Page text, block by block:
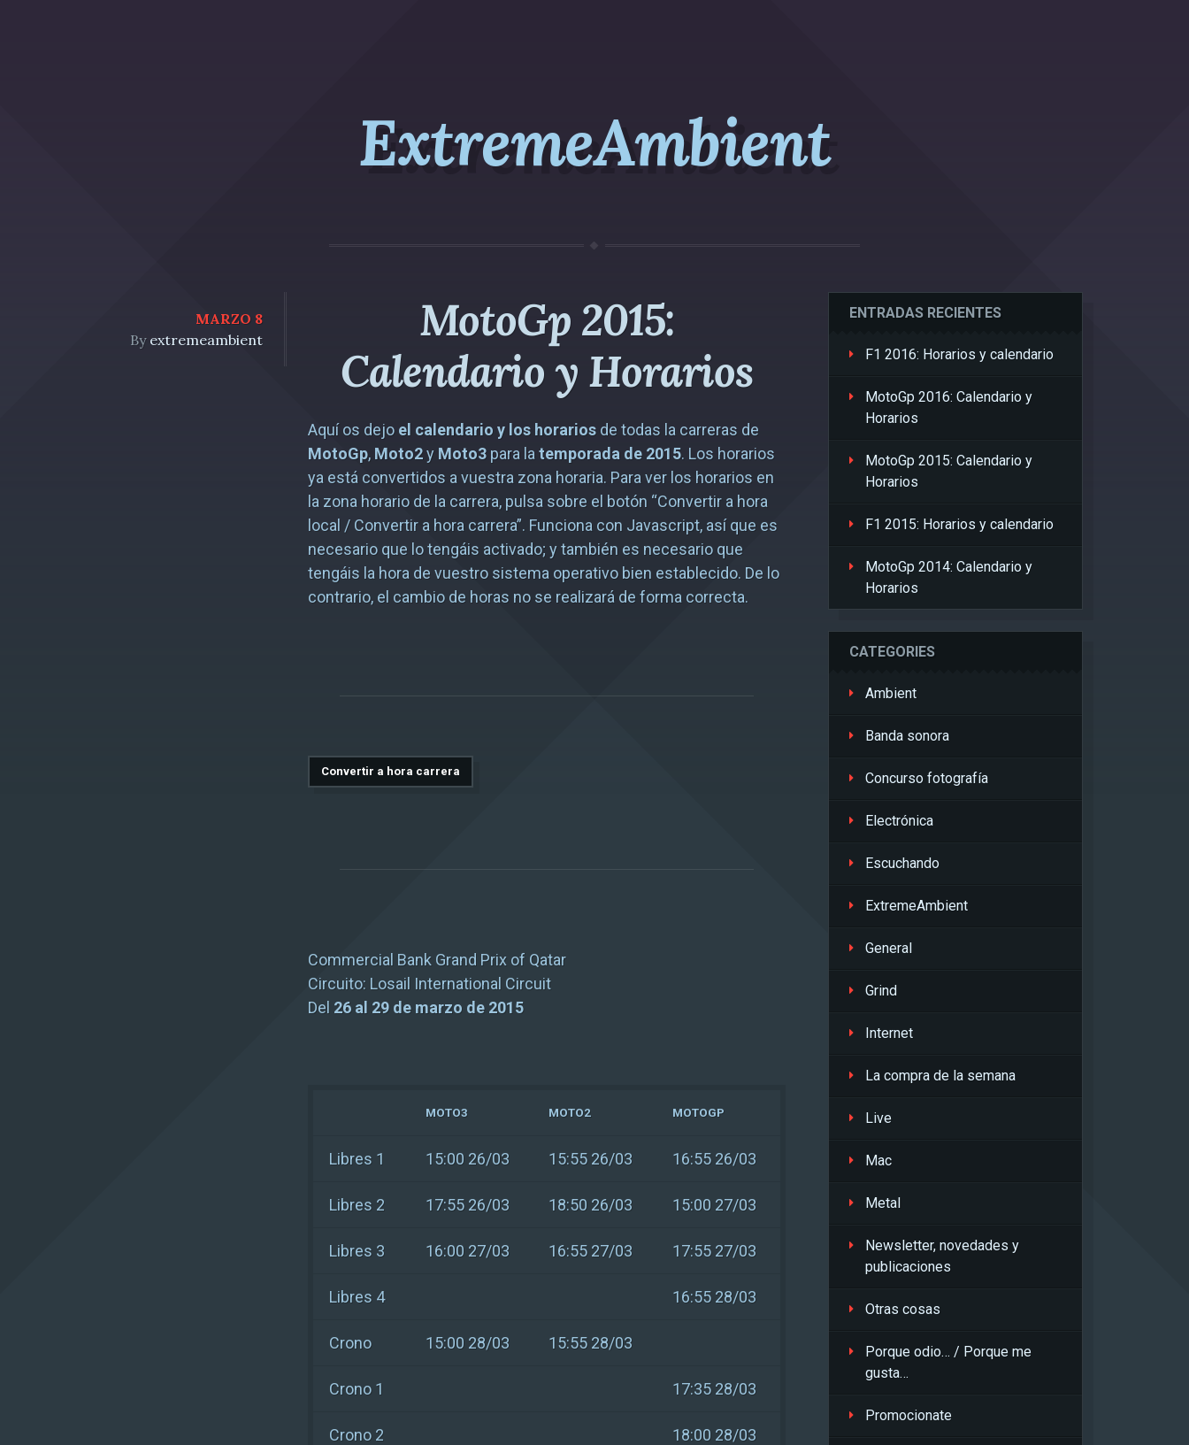
ExtremeAmbient
MARZO 8
By extremeambient
MotoGp 2015:
Calendario y Horarios
Aquí os dejo el calendario y los horariosde todas la carreras de
MotoGp, Moto2y Moto3para la temporada de 2015. Los horarios
ya está convertidos a vuestra zona horaria. Para ver los horarios en
la zona horario de la carrera, pulsa sobre el botón “Convertir a hora
local / Convertir a hora carrera”. Funciona con Javascript, así que es
necesario que lo tengáis activado; y también es necesario que
tengáis la hora de vuestro sistema operativo bien establecido. De lo
contrario, el cambio de horas no se realizará de forma correcta.
Commercial Bank Grand Prix of Qatar
Circuito: Losail International Circuit
Del 26 al 29 de marzo de 2015
MOTO3 MOTO2 MOTOGP
Libres 1 15:00 26/03 15:55 26/03 16:55 26/03
Libres 2 17:55 26/03 18:50 26/03 15:00 27/03
Libres 3 16:00 27/03 16:55 27/03 17:55 27/03
Libres 4 16:55 28/03
Crono 15:00 28/03 15:55 28/03
Crono 1 17:35 28/03
Crono 2 18:00 28/03
ENTRADAS RECIENTES
F1 2016: Horarios y calendario
MotoGp 2016: Calendario y
Horarios
MotoGp 2015: Calendario y
Horarios
F1 2015: Horarios y calendario
MotoGp 2014: Calendario y
Horarios
CATEGORIES
Ambient
Banda sonora
Concurso fotografía
Electrónica
Escuchando
ExtremeAmbient
General
Grind
Internet
La compra de la semana
Live
Mac
Metal
Newsletter, novedades y
publicaciones
Otras cosas
Porque odio… / Porque me
gusta…
Promocionate